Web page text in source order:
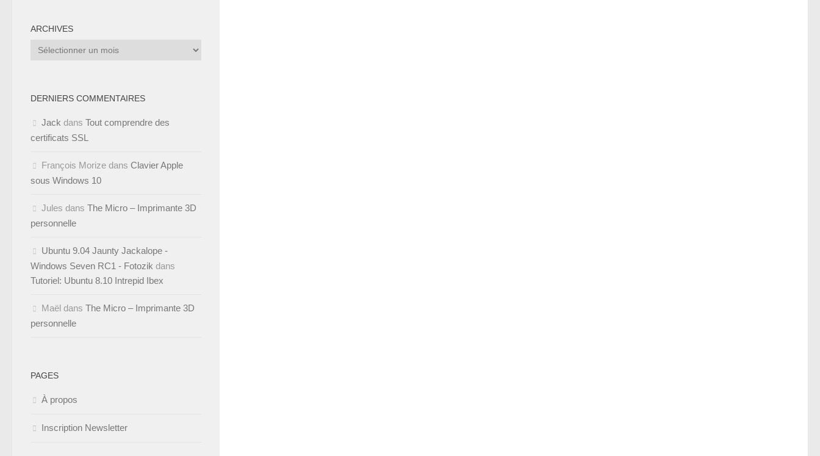
ARCHIVES
Archives
DERNIERS COMMENTAIRES
Jack dans Tout comprendre des
certificats SSL
François Morize dans Clavier Apple
sous Windows 10
Jules dans The Micro – Imprimante 3D
personnelle
Ubuntu 9.04 Jaunty Jackalope -
Windows Seven RC1 - Fotozik dans
Tutoriel: Ubuntu 8.10 Intrepid Ibex
Maël dans The Micro – Imprimante 3D
personnelle
PAGES
À propos
Inscription Newsletter